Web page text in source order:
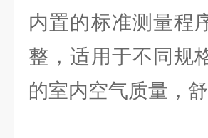
内置的标准测量程
整，适用于不同规
的室内空气质量，舒